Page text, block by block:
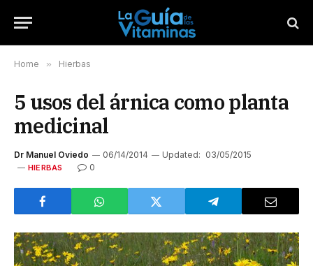
Home » Hierbas
5 usos del árnica como planta
medicinal
Dr Manuel Oviedo 06/14/2014 Updated: 03/05/2015
HIERBAS 0